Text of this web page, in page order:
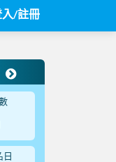
入/註冊
日